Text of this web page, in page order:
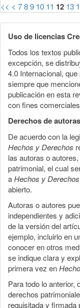
<< < 789 10 11 12 13
Uso de licencias
Todos los textos
excepción, se
4.0 Internacional,
siempre que
publicación en esta
con fines
Derechos de
De acuerdo con la
Hechos y Derechos
las autoras o
patrimonial, el cual
aHechos y Derechos
abierto.
Autoras o autores
independientes y
de la versión del
ejemplo, incluirlo en
conocer en otros
se indique clara y
primera vez en
Para todo lo anterior,
derechos
requisitada y firmada